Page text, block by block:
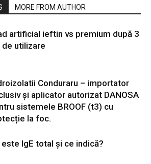
MORE FROM AUTHOR
artificial ieftin vs premium după 3
de utilizare
Conduraru – importator
și aplicator autorizat DANOSA
sistemele BROOF (t3) cu
la foc.
este IgE total și ce indică?